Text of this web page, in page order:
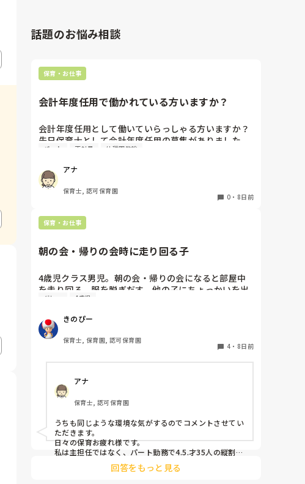
話題のお悩み相談
保育・お仕事
会計年度任用で働かれている方いますか？
会計年度任用として働いていらっしゃる方いますか？
先日保育士として会計年度任用の募集がありました。
赤ちゃん訪問を主にするようですが、園勤務ではな
たいです。
よろしくお願いします。
パート 正社員 幼稚園教諭
アナ
保育士, 認可保育園
0 ・ 8日前
保育・お仕事
朝の会・帰りの会時に走り回る子
4歳児クラス男児。朝の会・帰りの会になると部屋中
を走り回る、服を脱ぎだす、他の子にちょっかいを出
します。
先生は他にもクラス内に要支援児数名おり、そちらの
対応で精一杯です。
私がその子の対応をしているとクラス全体の流れが止
まってしまい、クラス全体が落ち着かなくなってしま
み余計に興奮状態となる…という悪循環に陥ってしま
っています。
何か少しでも良い方法はないかなと悩み、ここで相談
グレー 4歳児
きのぴー
保育士, 保育園, 認可保育園
4 ・ 8日前
アナ
保育士, 認可保育園
うちも同じような環境な気がするのでコメントさせてい
ただきます。
日々の保育お疲れ様です。
私は主担任ではなく、パート勤務で4.5.才35人の縦割り
回答をもっと見る